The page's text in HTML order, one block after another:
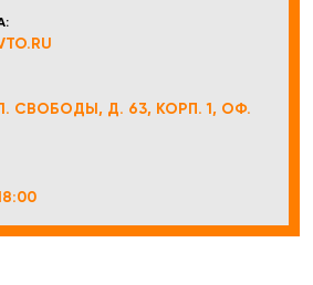
СВОБОДЫ, Д. 63, КОРП. 1, ОФ.